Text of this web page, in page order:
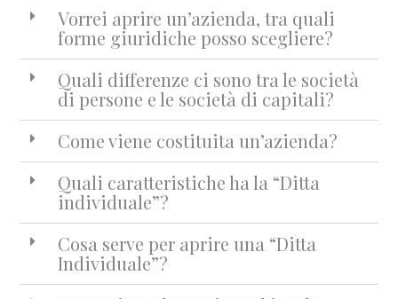
Vorrei aprire un’azienda, tra quali
forme giuridiche posso scegliere?
Quali differenze ci sono tra le società
di persone e le società di capitali?
Come viene costituita un’azienda?
Quali caratteristiche ha la “Ditta
individuale”?
Cosa serve per aprire una “Ditta
Individuale”?